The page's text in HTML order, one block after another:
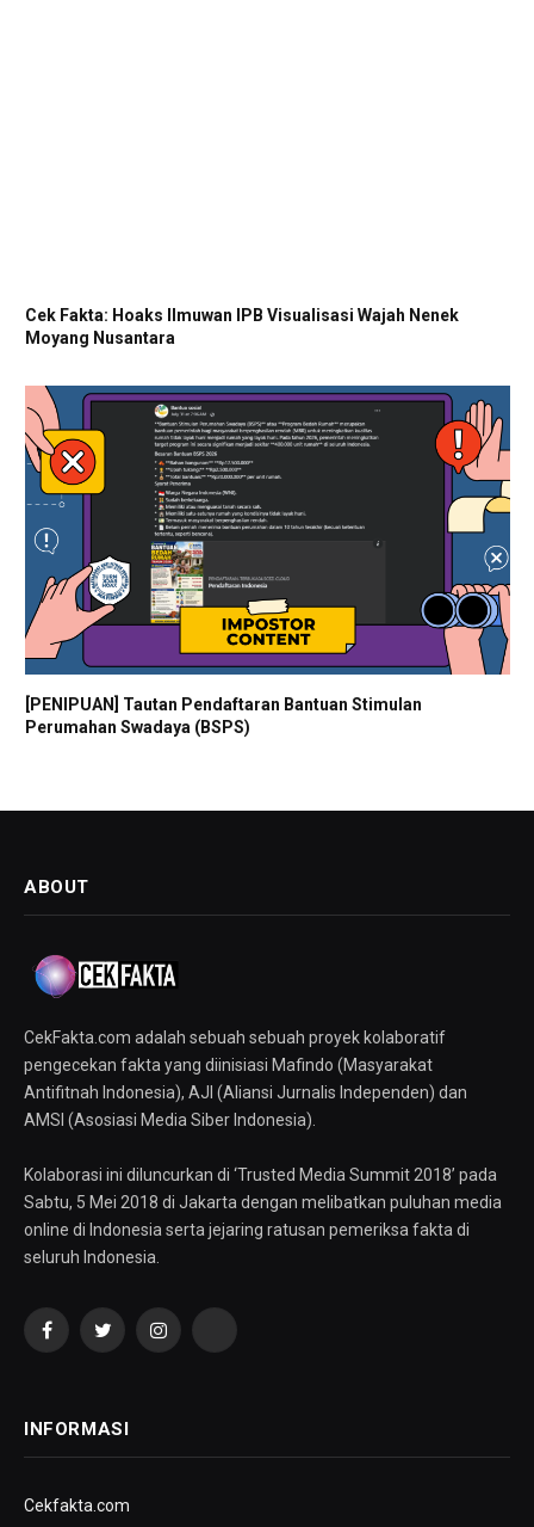
Cek Fakta: Hoaks Ilmuwan IPB Visualisasi Wajah Nenek
Moyang Nusantara
[PENIPUAN] Tautan Pendaftaran Bantuan Stimulan
Perumahan Swadaya (BSPS)
ABOUT
CekFakta.com adalah sebuah sebuah proyek kolaboratif
pengecekan fakta yang diinisiasi Mafindo (Masyarakat
Antifitnah Indonesia), AJI (Aliansi Jurnalis Independen) dan
AMSI (Asosiasi Media Siber Indonesia).
Kolaborasi ini diluncurkan di ‘Trusted Media Summit 2018’ pada
Sabtu, 5 Mei 2018 di Jakarta dengan melibatkan puluhan media
online di Indonesia serta jejaring ratusan pemeriksa fakta di
seluruh Indonesia.
FacebookTwitterInstagramYouTube
INFORMASI
Cekfakta.com